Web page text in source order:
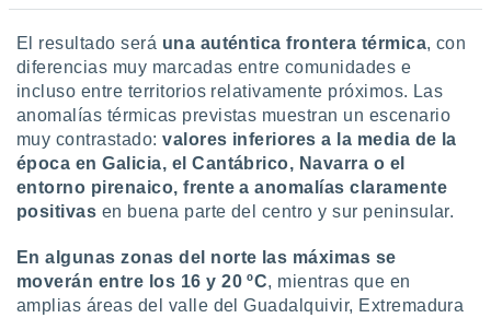
El resultado será una auténtica frontera térmica, con
diferencias muy marcadas entre comunidades e
incluso entre territorios relativamente próximos. Las
anomalías térmicas previstas muestran un escenario
muy contrastado: valores inferiores a la media de la
época en Galicia, el Cantábrico, Navarra o el
entorno pirenaico, frente a anomalías claramente
positivas en buena parte del centro y sur peninsular.
En algunas zonas del norte las máximas se
moverán entre los 16 y 20 ºC, mientras que en
amplias áreas del valle del Guadalquivir, Extremadura